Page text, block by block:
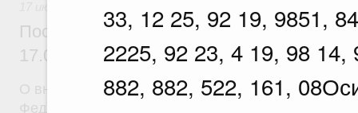
33, 12 25, 92 19, 9851,
2225, 92 23, 4 19, 98
882, 882, 522, 161,
Постановление Правительства
17.07.2026 г. № 902
О внесении изменений в постановление